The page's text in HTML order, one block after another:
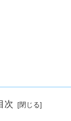
次